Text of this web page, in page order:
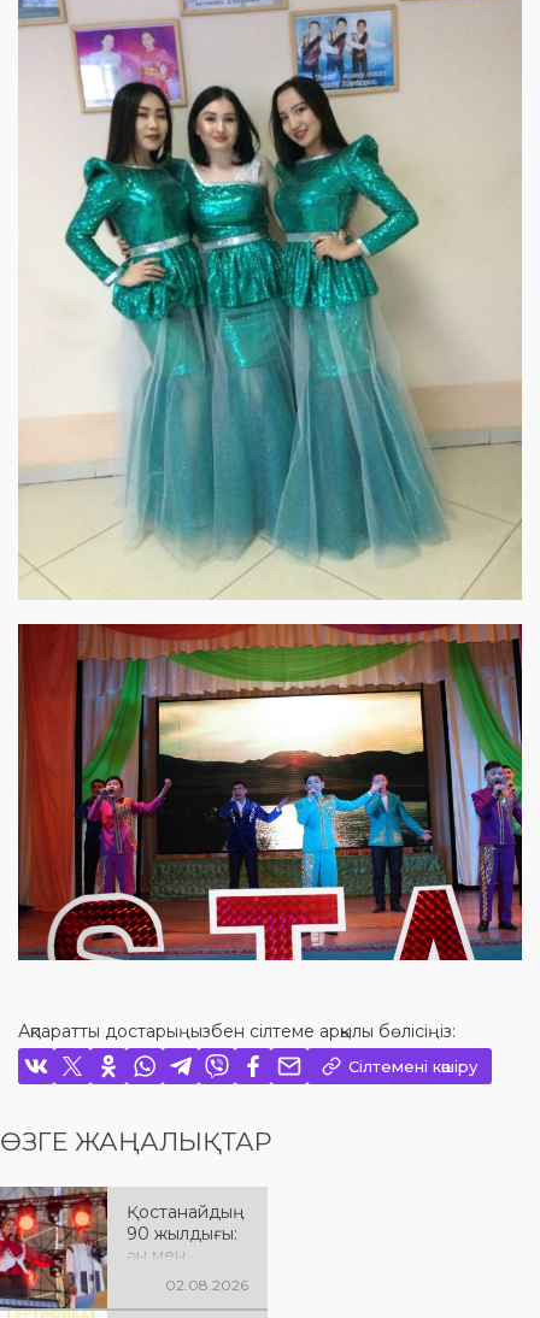
Ақпаратты достарыңызбен сілтеме арқылы бөлісіңіз:
Сілтемені көшіру
ӨЗГЕ ЖАҢАЛЫҚТАР
Қостанайдың
90 жылдығы:
ән мен
әсерге толы
02.08.2026